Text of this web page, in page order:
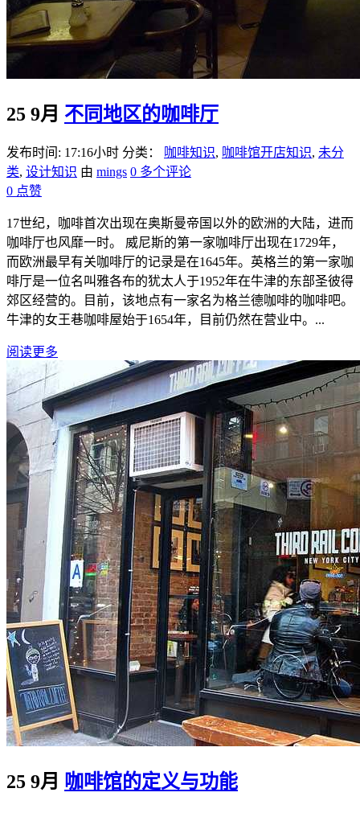
25 9月 不同地区的咖啡厅
发布时间: 17:16小时 分类： 咖啡知识, 咖啡馆开店知识, 未分
类, 设计知识 由 mings 0 多个评论
0 点赞
17世纪，咖啡首次出现在奥斯曼帝国以外的欧洲的大陆，进而
咖啡厅也风靡一时。 威尼斯的第一家咖啡厅出现在1729年，
而欧洲最早有关咖啡厅的记录是在1645年。英格兰的第一家咖
啡厅是一位名叫雅各布的犹太人于1952年在牛津的东部圣彼得
郊区经营的。目前，该地点有一家名为格兰德咖啡的咖啡吧。
牛津的女王巷咖啡屋始于1654年，目前仍然在营业中。...
阅读更多
25 9月 咖啡馆的定义与功能